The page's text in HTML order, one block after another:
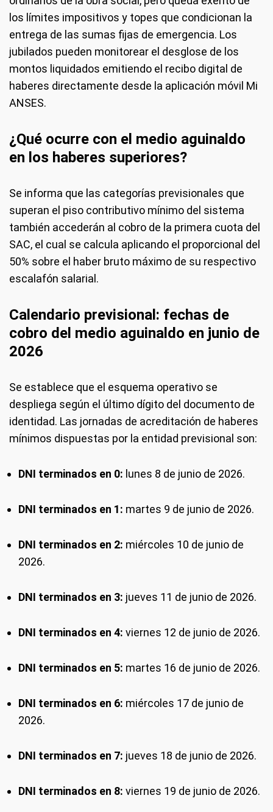
los límites impositivos y topes que condicionan la
entrega de las sumas fijas de emergencia. Los
jubilados pueden monitorear el desglose de los
montos liquidados emitiendo el recibo digital de
haberes directamente desde la aplicación móvil Mi
ANSES.
¿Qué ocurre con el medio aguinaldo
en los haberes superiores?
Se informa que las categorías previsionales que
superan el piso contributivo mínimo del sistema
también accederán al cobro de la primera cuota del
SAC, el cual se calcula aplicando el proporcional del
50% sobre el haber bruto máximo de su respectivo
escalafón salarial.
Calendario previsional: fechas de
cobro del medio aguinaldo en junio de
2026
Se establece que el esquema operativo se
despliega según el último dígito del documento de
identidad. Las jornadas de acreditación de haberes
mínimos dispuestas por la entidad previsional son:
DNI terminados en 0: lunes 8 de junio de 2026.
DNI terminados en 1: martes 9 de junio de 2026.
DNI terminados en 2: miércoles 10 de junio de
2026.
DNI terminados en 3: jueves 11 de junio de 2026.
DNI terminados en 4: viernes 12 de junio de 2026.
DNI terminados en 5: martes 16 de junio de 2026.
DNI terminados en 6: miércoles 17 de junio de
2026.
DNI terminados en 7: jueves 18 de junio de 2026.
DNI terminados en 8: viernes 19 de junio de 2026.